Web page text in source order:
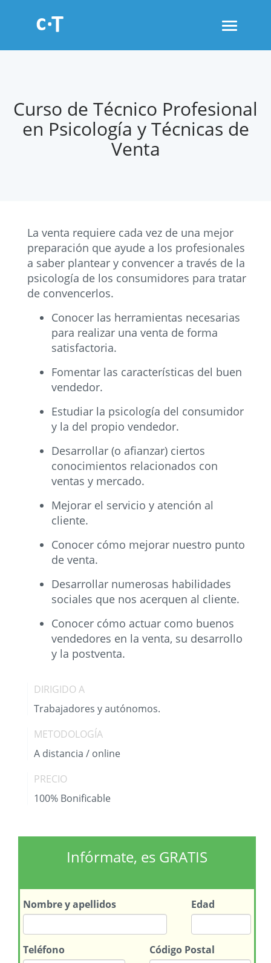
Toggle
Curso de Técnico Profesional
en Psicología y Técnicas de
Venta
La venta requiere cada vez de una mejor
preparación que ayude a los profesionales
a saber plantear y convencer a través de la
psicología de los consumidores para tratar
de convencerlos.
Conocer las herramientas necesarias
para realizar una venta de forma
satisfactoria.
Fomentar las características del buen
vendedor.
Estudiar la psicología del consumidor
y la del propio vendedor.
Desarrollar (o afianzar) ciertos
conocimientos relacionados con
ventas y mercado.
Mejorar el servicio y atención al
cliente.
Conocer cómo mejorar nuestro punto
de venta.
Desarrollar numerosas habilidades
sociales que nos acerquen al cliente.
Conocer cómo actuar como buenos
vendedores en la venta, su desarrollo
y la postventa.
DIRIGIDO A
Trabajadores y autónomos.
METODOLOGÍA
A distancia / online
PRECIO
100% Bonificable
Infórmate, es GRATIS
Nombrey apellidos Edad
Teléfono Código Postal